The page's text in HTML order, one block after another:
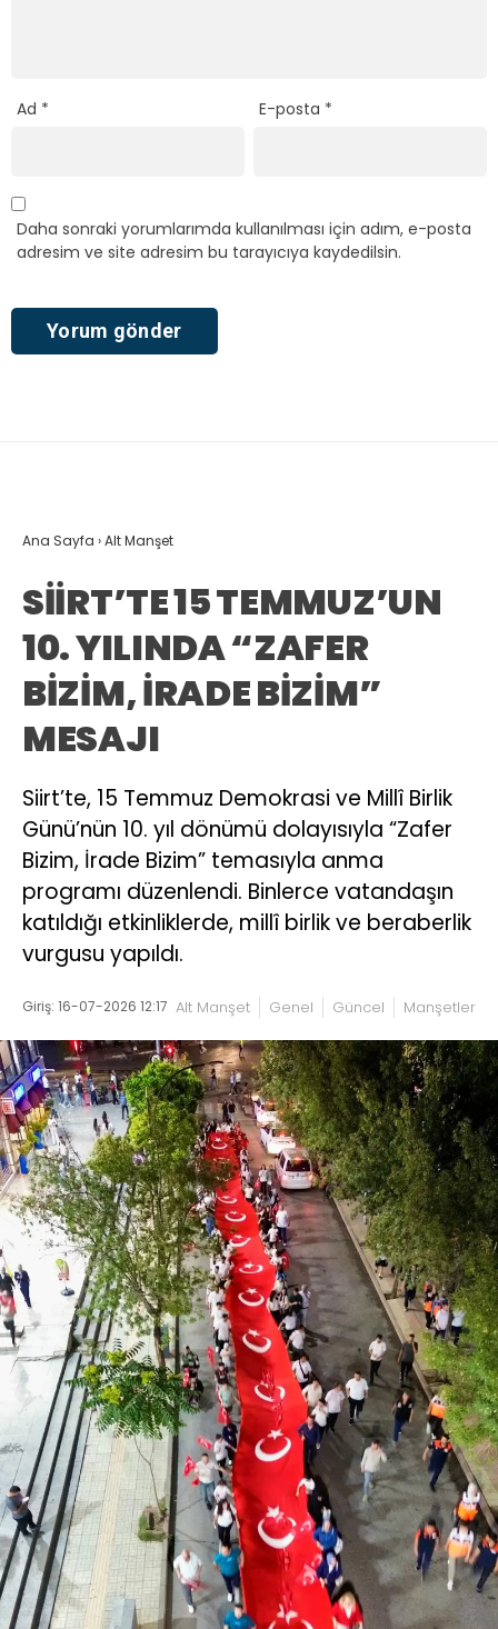
Ad * E-posta *
Daha sonraki yorumlarımda kullanılması için adım, e-posta
adresim ve site adresim bu tarayıcıya kaydedilsin.
Ana Sayfa ›Alt Manşet
SİİRT’TE 15 TEMMUZ’UN
10. YILINDA “ZAFER
BİZİM, İRADE BİZİM”
MESAJI
Siirt’te, 15 Temmuz Demokrasi ve Millî Birlik
Günü’nün 10. yıl dönümü dolayısıyla “Zafer
Bizim, İrade Bizim” temasıyla anma
programı düzenlendi. Binlerce vatandaşın
katıldığı etkinliklerde, millî birlik ve beraberlik
vurgusu yapıldı.
Giriş: 16-07-2026 12:17 Alt Manşet Genel Güncel Manşetler